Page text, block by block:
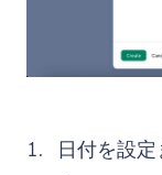
日付を設